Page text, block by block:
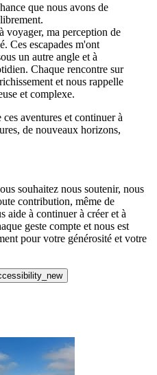
que nous avons de
voyager, ma perception de
Ces escapades m'ont
un autre angle et à
Chaque rencontre sur
et nous rappelle
et complexe.
aventures et continuer à
de nouveaux horizons,
souhaitez nous soutenir, nous
contribution, même de
aide à continuer à créer et à
geste compte et nous est
pour votre générosité et votre